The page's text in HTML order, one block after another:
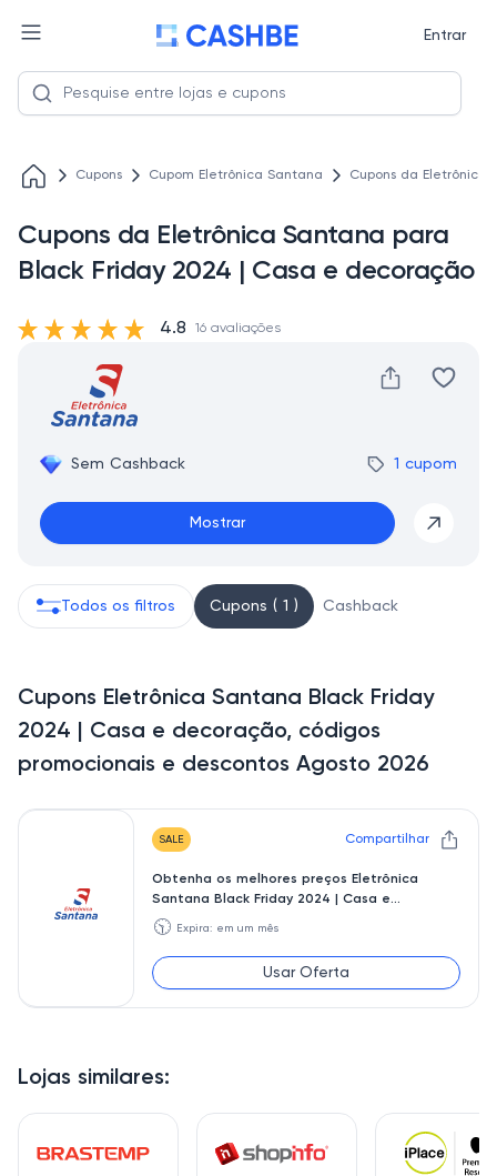
Entrar
Cupons Cupom Eletrônica Santana Cupons da Eletrônica
Cupons da Eletrônica Santana para
Black Friday 2024 | Casa e decoração
Sem Cashback 1 cupom
Mostrar
4.8 16 avaliações
Lojas similares:
Todos os filtros Cupons ( 1 ) Cashback
Cupons Eletrônica Santana Black Friday
2024 | Casa e decoração, códigos
promocionais e descontos Agosto 2026
SALE Compartilhar
Obtenha os melhores preços Eletrônica
Santana Black Friday 2024 | Casa e
decoração
🕥 Expira: em um mês
Usar Oferta